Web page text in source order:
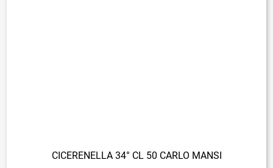
CICERENELLA 34° CL 50 CARLO MANSI